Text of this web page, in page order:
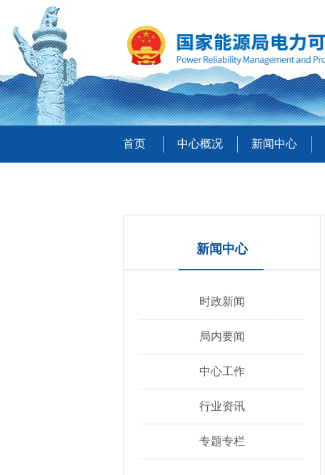
首页 中心概况 新闻中心
新闻中心
时政新闻
局内要闻
中心工作
行业资讯
专题专栏